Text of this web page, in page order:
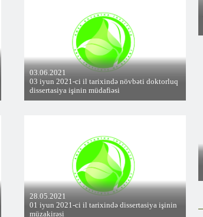
03.06.2021
03 iyun 2021-ci il tarixində növbəti doktorluq
dissertasiya işinin müdafiəsi
28.05.2021
01 iyun 2021-ci il tarixində dissertasiya işinin
müzakirəsi